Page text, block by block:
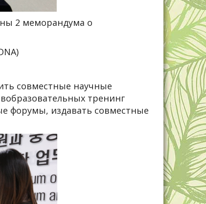
2 меморандума о
совместные научные
тренинг
форумы, издавать совместные